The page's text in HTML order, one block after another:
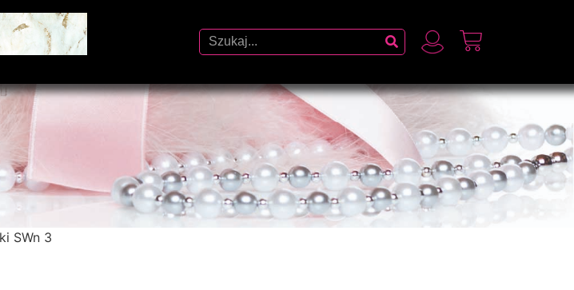
SWn 3